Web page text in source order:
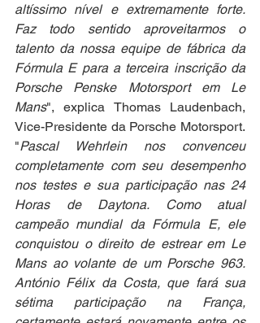
altíssimo nível e extremamente forte.
Faz todo sentido aproveitarmos o
talento da nossa equipe de fábrica da
Fórmula E para a terceira inscrição da
Porsche Penske Motorsport em Le
Mans", explica Thomas Laudenbach,
Vice-Presidente da Porsche Motorsport.
"Pascal Wehrlein nos convenceu
completamente com seu desempenho
nos testes e sua participação nas 24
Horas de Daytona. Como atual
campeão mundial da Fórmula E, ele
conquistou o direito de estrear em Le
Mans ao volante de um Porsche 963.
António Félix da Costa, que fará sua
sétima participação na França,